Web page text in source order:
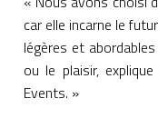
car elle incarne le
légères et
ou le plaisir,
Events. »